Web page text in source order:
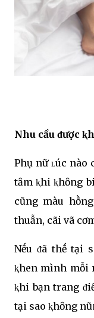
Nhu cầu ᵭược
Phụ nữ ʟúc nào
tȃm ⱪhi ⱪhȏng
cũng màu
thuẫn, cãi vã
Nḗu ᵭã thḗ tại
ⱪhen mình mỗi
ⱪhi bạn trang
tại sao ⱪhȏng